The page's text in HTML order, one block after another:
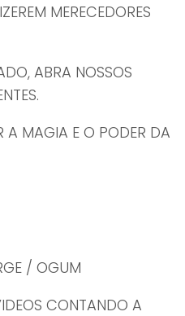
MERECEDORES
ABRA NOSSOS
A MAGIA E O PODER DA
/ OGUM
CONTANDO A